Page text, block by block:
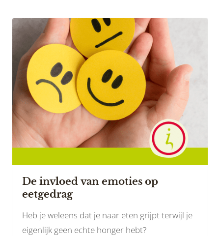
De invloed van emoties op
eetgedrag
Heb je weleens dat je naar eten grijpt terwijl je
eigenlijk geen echte honger hebt?